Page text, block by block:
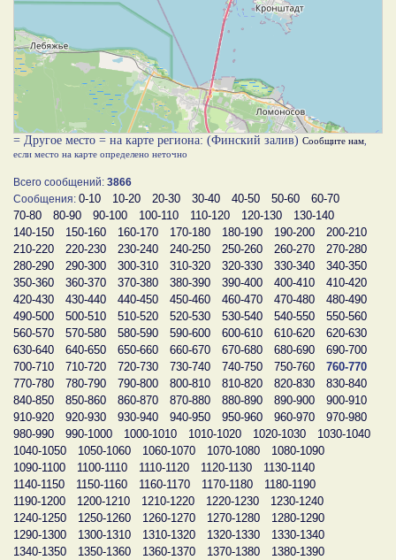
= Другое место = на карте региона: (Финский залив) Сообщите нам
если место на карте определено неточно
Всего сообщений: 3866
Сообщения: 0-10 10-20 20-30 30-40 40-50 50-60
60-70
70-80
80-90 90-100 100-110 110-120 120-130
130-140
140-150
150-160 160-170 170-180 180-190 190-200
200-210
210-220
220-230 230-240 240-250 250-260 260-270
270-280
280-290
290-300 300-310 310-320 320-330 330-340
340-350
350-360
360-370 370-380 380-390 390-400 400-410
410-420
420-430
430-440 440-450 450-460 460-470 470-480
480-490
490-500
500-510 510-520 520-530 530-540 540-550
550-560
560-570
570-580 580-590 590-600 600-610 610-620
620-630
630-640
640-650 650-660 660-670 670-680 680-690
690-700
700-710
710-720 720-730 730-740 740-750 750-760
760-770
770-780
780-790 790-800 800-810 810-820 820-830
830-840
840-850
850-860 860-870 870-880 880-890 890-900
900-910
910-920
920-930 930-940 940-950 950-960 960-970
970-980
980-990
990-1000 1000-1010 1010-1020 1020-1030
1030-1040
1040-1050
1050-1060 1060-1070 1070-1080
1080-1090
1090-1100
1100-1110 1110-1120 1120-1130
1130-1140
1140-1150
1150-1160 1160-1170 1170-1180
1180-1190
1190-1200
1200-1210 1210-1220 1220-1230
1230-1240
1240-1250
1250-1260 1260-1270 1270-1280
1280-1290
1290-1300
1300-1310 1310-1320 1320-1330
1330-1340
1340-1350
1350-1360 1360-1370 1370-1380
1380-1390